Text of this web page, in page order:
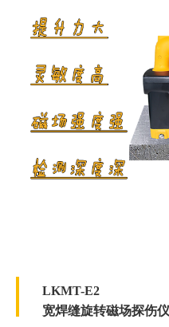
LKMT-E2
宽焊缝旋转磁场探伤仪